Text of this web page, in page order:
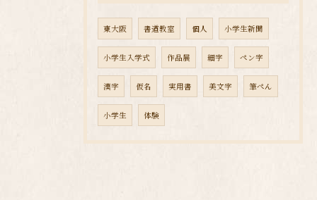
東大阪 書道教室 個人 小学生新聞
小学生入学式 作品展 細字 ペン字
漢字 仮名 実用書 美文字 筆ぺん
小学生 体験